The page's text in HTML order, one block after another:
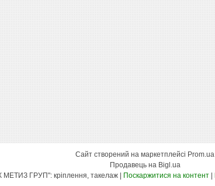
Сайт створений на маркетплейсі Prom.ua
Продавець на Bigl.ua
Поскаржитися на контент